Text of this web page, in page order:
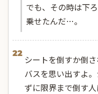
でも、その時は下
乗せたんだ…。
22
シートを倒すか倒
バスを思い出すよ
ずに限界まで倒す